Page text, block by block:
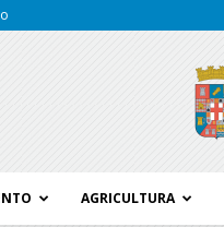
AGRICULTURA